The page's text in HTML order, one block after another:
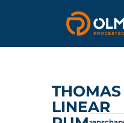
THOMAS
LINEAR